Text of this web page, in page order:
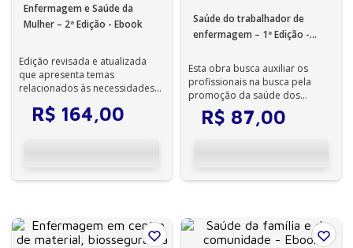
Enfermagem e Saúde da
Mulher – 2ª Edição - Ebook
Edição revisada e atualizada
que apresenta temas
relacionados às necessidades
R$ 164 00
Saúde do trabalhador de
enfermagem – 1ª Edição -
Esta obra busca auxiliar os
profissionais na busca pela
promoção da saúde dos
trabalhadores de enfermagem.
R$ 87,00